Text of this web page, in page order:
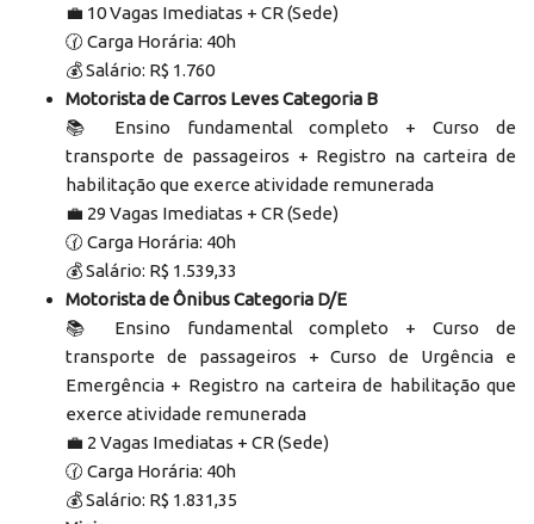
‍💼 10 Vagas Imediatas + CR (Sede)
🕜 Carga Horária: 40h
💰 Salário: R$ 1.760
Motorista de Carros Leves Categoria B
📚 Ensino fundamental completo + Curso de
transporte de passageiros + Registro na carteira de
habilitação que exerce atividade remunerada
‍💼 29 Vagas Imediatas + CR (Sede)
🕜 Carga Horária: 40h
💰 Salário: R$ 1.539,33
Motorista de Ônibus Categoria D/E
📚 Ensino fundamental completo + Curso de
transporte de passageiros + Curso de Urgência e
Emergência + Registro na carteira de habilitação que
exerce atividade remunerada
‍💼 2 Vagas Imediatas + CR (Sede)
🕜 Carga Horária: 40h
💰 Salário: R$ 1.831,35